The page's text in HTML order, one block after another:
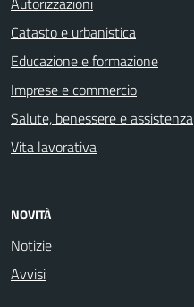
Catasto e urbanistica
Educazione e formazione
Imprese e commercio
Salute, benessere e assistenza
Vita lavorativa
NOVITÀ
Notizie
Avvisi